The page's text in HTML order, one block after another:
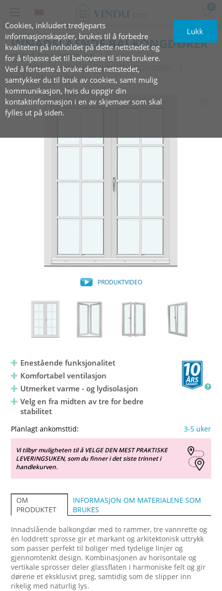
Cookies, inkludert tredjeparts
informasjonskapsler, brukes til å forbedre
kvaliteten på innholdet på dette nettstedet og
for å tilpasse det til behovene til sine brukere.
Ved å fortsette å bruke dette nettstedet,
samtykker du til bruk av cookies, samt mulig
kommunikasjon, hvis du oppgir din
kontaktinformasjon i en av skjemaer som skal
fylles ut på siden.
Lukk
0
INNADSLÅENDE BALKONGDØRER
med to rammer
2 rammer med 3 vannrette sprosser, 1
loddrett sprosse
PRODUKTVIDEO
Enestående funksjonalitet
Komfortabel ventilasjon
Utmerket varme - og lydisolasjon
Velg en fra midten av tre for bedre
stabilitet
Planlagt ankomsttid: 3-5 uker
Vi tilbyr muligheten til å VELGE DEN MEST PRAKTISKE
LEVERINGSUKEN, som du finner i det siste trinnet i
handlekurven.
OM
PRODUKTET
INFORMASJON OM MATERIALENE SOM
BRUKES
Innadslående balkongdør med to rammer, tre vannrette og
én loddrett sprosse gir et markant og arkitektonisk uttrykk
som passer perfekt til boliger med tydelige linjer og
gjennomtenkt design. Kombinasjonen av horisontale og
vertikale sprosser deler glassflaten i harmoniske felt og gir
dørene et eksklusivt preg, samtidig som de slipper inn
rikelig med naturlig lys.